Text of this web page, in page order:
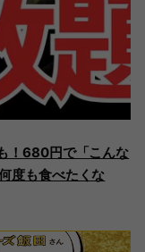
！680円で「こんな
度も食べたくな